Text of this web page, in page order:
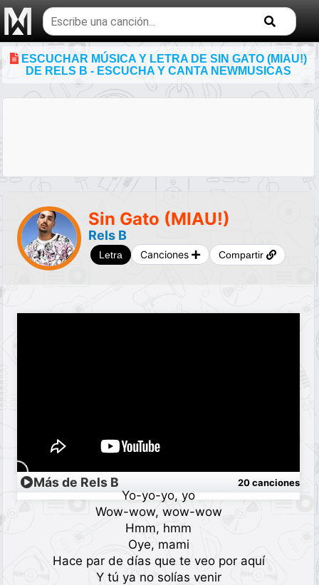
Buscar
temas
musicales
ESCUCHAR MÚSICA Y LETRA DE SIN GATO (MIAU!)
DE RELS B - ESCUCHA Y CANTA NEWMUSICAS
Sin Gato (MIAU!)
Rels B
Letra Canciones Compartir
Yo-yo-yo, yo
Wow-wow, wow-wow
Hmm, hmm
Oye, mami
Hace par de días que te veo por aquí
Y tú ya no solías venir
Más de Rels B 20 canciones